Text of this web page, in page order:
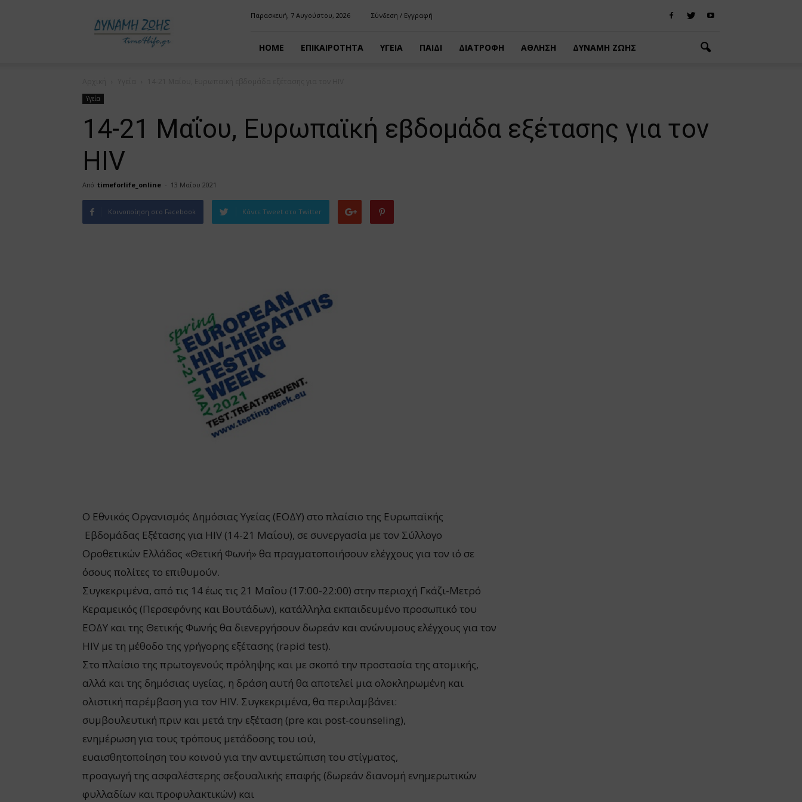
Παρασκευή, 7 Αυγούστου, 2026 Σύνδεση / Εγγραφή
HOME ΕΠΙΚΑΙΡΟΤΗΤΑ ΥΓΕΙΑ ΠΑΙΔΙ ΔΙΑΤΡΟΦΗ ΑΘΛΗΣΗ ΔΥΝΑΜΗ ΖΩΗΣ
Υγεία
14-21 Μαΐου, Ευρωπαϊκή εβδομάδα εξέτασης για τον
ΗΙV
Από timeforlife_online - 13 Μαΐου 2021
Κοινοποίηση στο Facebook Κάντε Tweet στο Twitter
O Εθνικός Οργανισμός Δημόσιας Υγείας (ΕΟΔΥ) στο πλαίσιο της Ευρωπαϊκής
Εβδομάδας Εξέτασης για HIV (14-21 Μαΐου), σε συνεργασία με τον Σύλλογο
Οροθετικών Ελλάδος «Θετική Φωνή» θα πραγματοποιήσουν ελέγχους για τον ιό σε
όσους πολίτες το επιθυμούν.
Συγκεκριμένα, από τις 14 έως τις 21 Μαΐου (17:00-22:00) στην περιοχή Γκάζι-Μετρό
Κεραμεικός (Περσεφόνης και Βουτάδων), κατάλληλα εκπαιδευμένο προσωπικό του
ΕΟΔΥ και της Θετικής Φωνής θα διενεργήσουν δωρεάν και ανώνυμους ελέγχους για τον
HIV με τη μέθοδο της γρήγορης εξέτασης (rapid test).
Στο πλαίσιο της πρωτογενούς πρόληψης και με σκοπό την προστασία της ατομικής,
αλλά και της δημόσιας υγείας, η δράση αυτή θα αποτελεί μια ολοκληρωμένη και
ολιστική παρέμβαση για τον HIV. Συγκεκριμένα, θα περιλαμβάνει:
συμβουλευτική πριν και μετά την εξέταση (pre και post-counseling),
ενημέρωση για τους τρόπους μετάδοσης του ιού,
ευαισθητοποίηση του κοινού για την αντιμετώπιση του στίγματος,
προαγωγή της ασφαλέστερης σεξουαλικής επαφής (δωρεάν διανομή ενημερωτικών
φυλλαδίων και προφυλακτικών) και